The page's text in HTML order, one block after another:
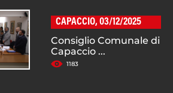
CAPACCIO, 03/12/2025
Consiglio Comunale di
Capaccio ...
1183